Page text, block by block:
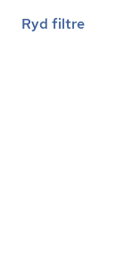
Ryd filtre